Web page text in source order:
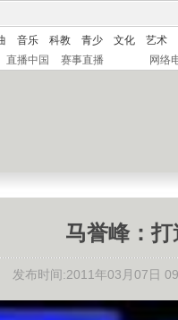
音乐 科教 青少 文化
艺术
直播中国 赛事直播 网络
马誉峰：
发布时间:2011年03月07日